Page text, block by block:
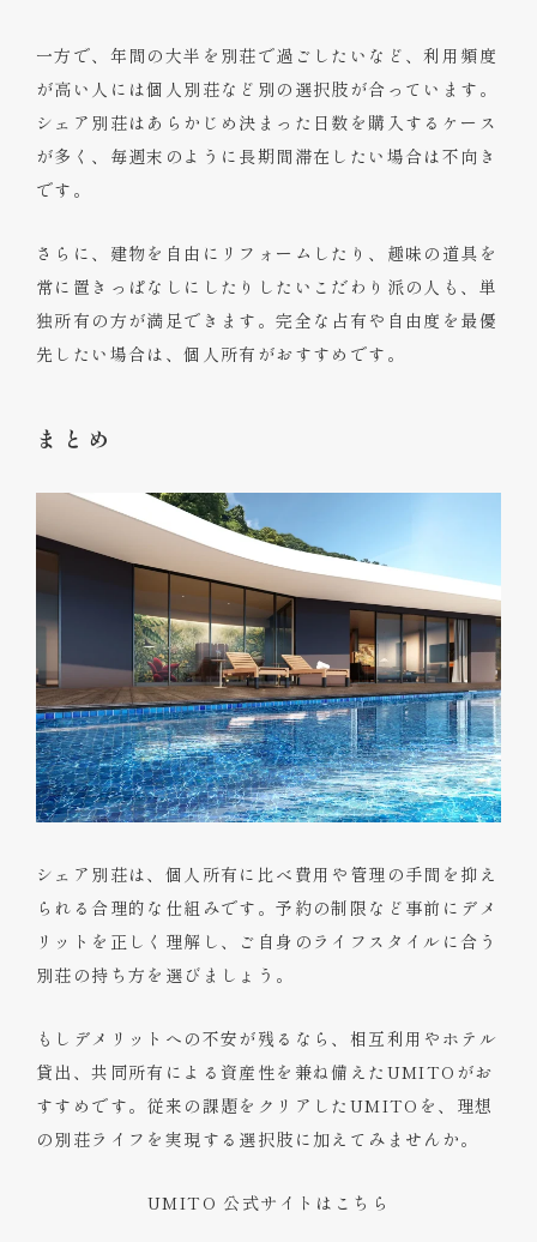
一方で、年間の大半を別荘で過ごしたいなど、利用頻度
が高い人には個人別荘など別の選択肢が合っています。
シェア別荘はあらかじめ決まった日数を購入するケース
が多く、毎週末のように長期間滞在したい場合は不向き
です。
さらに、建物を自由にリフォームしたり、趣味の道具を
常に置きっぱなしにしたりしたいこだわり派の人も、単
独所有の方が満足できます。完全な占有や自由度を最優
先したい場合は、個人所有がおすすめです。
まとめ
シェア別荘は、個人所有に比べ費用や管理の手間を抑え
られる合理的な仕組みです。予約の制限など事前にデメ
リットを正しく理解し、ご自身のライフスタイルに合う
別荘の持ち方を選びましょう。
もしデメリットへの不安が残るなら、相互利用やホテル
貸出、共同所有による資産性を兼ね備えたUMITOがお
すすめです。従来の課題をクリアしたUMITOを、理想
の別荘ライフを実現する選択肢に加えてみませんか。
UMITO 公式サイトはこちら